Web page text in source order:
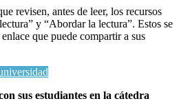
revisen, antes de leer, los recursos
y “Abordar la lectura”. Estos se
que puede compartir a sus
sus estudiantes en la cátedra